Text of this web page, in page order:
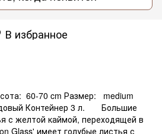
В избранное
60-70 cm Размер: medium
Контейнер 3 л. Большие
с желтой каймой, переходящей в
Glass' имеет голубые листья с